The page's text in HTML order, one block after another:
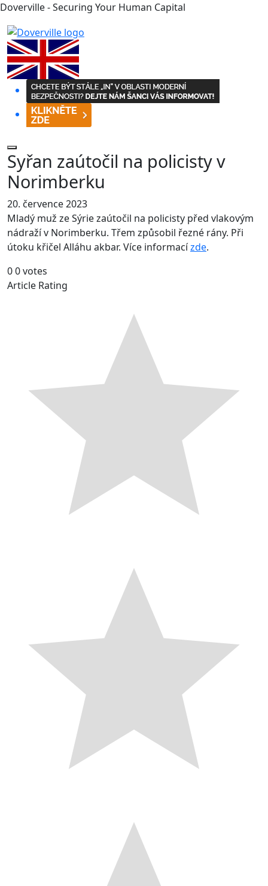
Doverville - Securing Your Human Capital
Syřan zaútočil na policisty v
Norimberku
20. července 2023
Mladý muž ze Sýrie zaútočil na policisty před vlakovým
nádraží v Norimberku. Třem způsobil řezné rány. Při
útoku křičel Alláhu akbar. Více informacízde.
00votes
Article Rating